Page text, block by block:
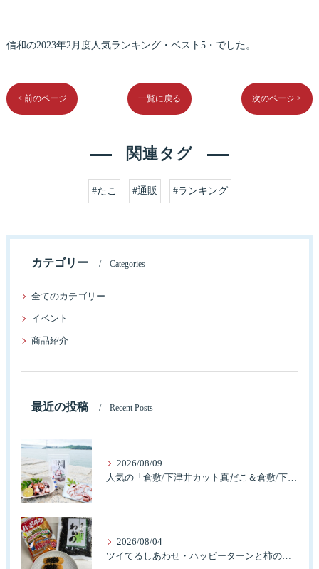
信和の2023年2月度人気ランキング・ベスト5・でした。
< 前のページ 一覧に戻る 次のページ >
関連タグ
#たこ #通販 #ランキング
カテゴリー Categories
全てのカテゴリー
イベント
商品紹介
最近の投稿 Recent Posts
2026/08/09
人気の「倉敷/下津井カット真だこ＆倉敷/下津井産真だこ唐揚げ・セット」簡単に食べれますよ。
2026/08/04
ツイてるしあわせ・ハッピーターンと柿の種とそふとわかめふりかけとタコふりかけ・ハッピーコラボレーション